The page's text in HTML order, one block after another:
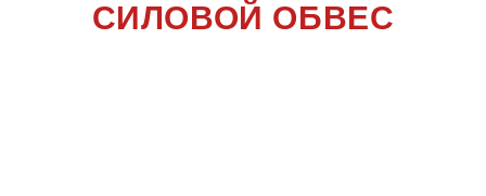
СИЛОВОЙ ОБВЕС